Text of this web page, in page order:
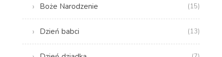
Boże Narodzenie (15)
Dzień babci (13)